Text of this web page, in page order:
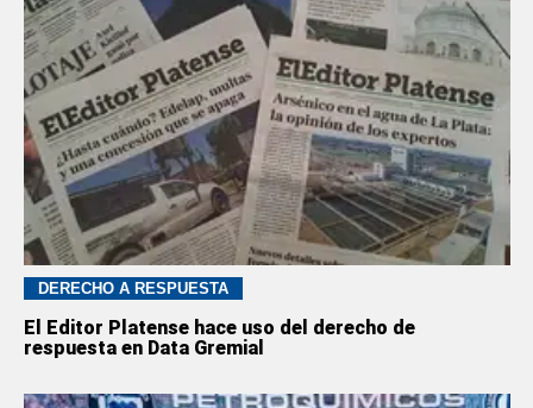
DERECHO A RESPUESTA
El Editor Platense hace uso del derecho de
respuesta en Data Gremial